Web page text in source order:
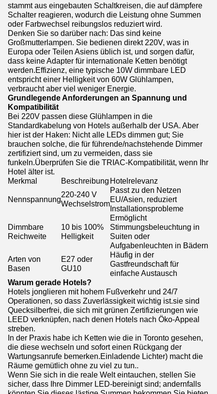
stammt aus eingebauten Schaltkreisen, die auf dämpfere
Schalter reagieren, wodurch die Leistung ohne Summen
oder Farbwechsel reibungslos reduziert wird.
Denken Sie so darüber nach: Das sind keine
Großmutterlampen. Sie bedienen direkt 220V, was in
Europa oder Teilen Asiens üblich ist, und sorgen dafür,
dass keine Adapter für internationale Ketten benötigt
werden.Effizienz, eine typische 10W dimmbare LED
entspricht einer Helligkeit von 60W Glühlampen,
verbraucht aber viel weniger Energie.
Grundlegende Anforderungen an Spannung und
Kompatibilität
Bei 220V passen diese Glühlampen in die
Standardkabelung von Hotels außerhalb der USA. Aber
hier ist der Haken: Nicht alle LEDs dimmen gut; Sie
brauchen solche, die für führende/nachstehende Dimmer
zertifiziert sind, um zu vermeiden, dass sie
funkeln.Überprüfen Sie die TRIAC-Kompatibilität, wenn Ihr
Hotel älter ist.
Merkmal
Beschreibung Hotelrelevanz
Nennspannung
220-240 V
Wechselstrom
Passt zu den Netzen
EU/Asien, reduziert
Installationsprobleme
Dimmbare
Reichweite
10 bis 100%
Helligkeit
Ermöglicht
Stimmungsbeleuchtung in
Suiten oder
Aufgabenleuchten in Bädern
Arten von
Basen
E27 oder
GU10
Häufig in der
Gastfreundschaft für
einfache Austausch
Warum gerade Hotels?
Hotels jonglieren mit hohem Fußverkehr und 24/7
Operationen, so dass Zuverlässigkeit wichtig ist.sie sind
Quecksilberfrei, die sich mit grünen Zertifizierungen wie
LEED verknüpfen, nach denen Hotels nach Öko-Appeal
streben.
In der Praxis habe ich Ketten wie die in Toronto gesehen,
die diese wechseln und sofort einen Rückgang der
Wartungsanrufe bemerken.Einladende Lichter) macht die
Räume gemütlich ohne zu viel zu tun..
Wenn Sie sich in die reale Welt eintauchen, stellen Sie
sicher, dass Ihre Dimmer LED-bereinigt sind; andernfalls